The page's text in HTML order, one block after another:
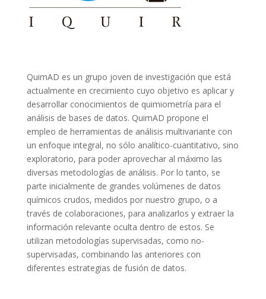
QuimAD es un grupo joven de investigación que está
actualmente en crecimiento cuyo objetivo es aplicar y
desarrollar conocimientos de quimiometría para el
análisis de bases de datos. QuimAD propone el
empleo de herramientas de análisis multivariante con
un enfoque integral, no sólo analítico-cuantitativo, sino
exploratorio, para poder aprovechar al máximo las
diversas metodologías de análisis. Por lo tanto, se
parte inicialmente de grandes volúmenes de datos
químicos crudos, medidos por nuestro grupo, o a
través de colaboraciones, para analizarlos y extraer la
información relevante oculta dentro de estos. Se
utilizan metodologías supervisadas, como no-
supervisadas, combinando las anteriores con
diferentes estrategias de fusión de datos.